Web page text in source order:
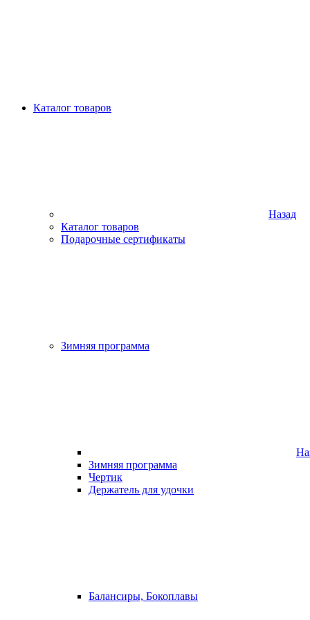
Каталог товаров
Назад
Каталог товаров
Подарочные сертификаты
Зимняя программа
Зимняя программа
Чертик
Держатель для удочки
Балансиры, Бокоплавы